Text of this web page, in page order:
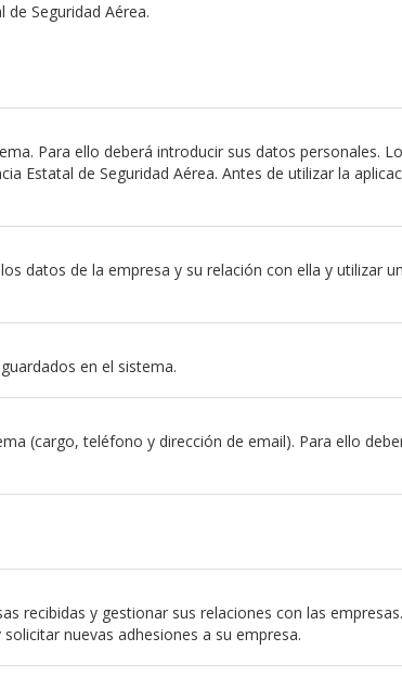
Seguridad Aérea.
Para ello deberá introducir sus datos personales.
Estatal de Seguridad Aérea. Antes de utilizar la
datos de la empresa y su relación con ella y utilizar
en el sistema.
(cargo, teléfono y dirección de email). Para ello
recibidas y gestionar sus relaciones con las
nuevas adhesiones a su empresa.